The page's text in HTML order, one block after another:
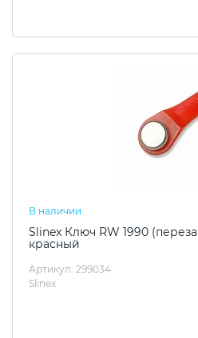
В наличии
Slinex Ключ RW 1990
красный
Артикул: 299034
Slinex